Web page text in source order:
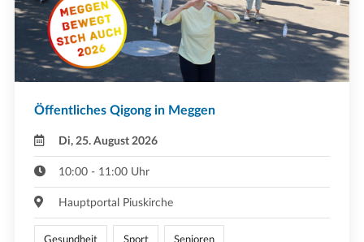
Öffentliches Qigong in Meggen
Di, 25. August 2026
10:00 - 11:00 Uhr
Hauptportal Piuskirche
Gesundheit Sport Senioren